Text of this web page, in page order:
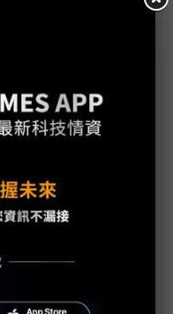
洲、歐洲及中東尋AI
個離開的會是微軟
、樂見歐洲版星門